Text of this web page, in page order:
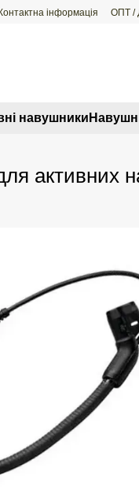
Контактна інформація ОПТ /
навушники
активних